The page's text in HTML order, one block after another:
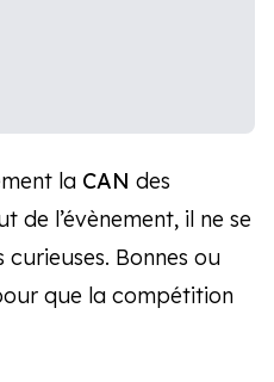
la CAN des
de l’évènement, il ne se
Bonnes ou
que la compétition